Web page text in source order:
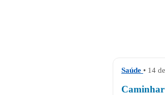
Saúde • 14